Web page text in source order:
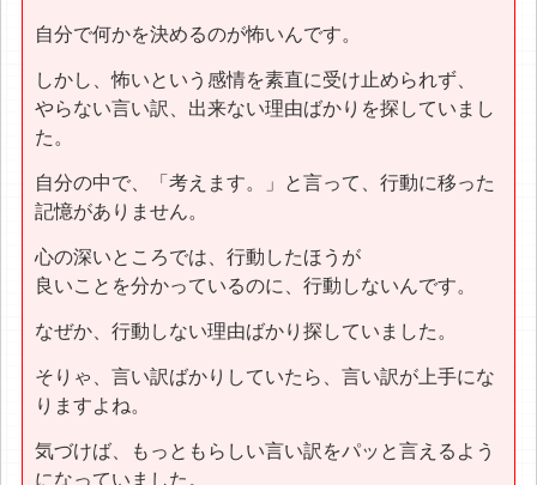
自分で何かを決めるのが怖いんです。
しかし、怖いという感情を素直に受け止められず、
やらない言い訳、出来ない理由ばかりを探していまし
た。
自分の中で、「考えます。」と言って、行動に移った
記憶がありません。
心の深いところでは、行動したほうが
良いことを分かっているのに、行動しないんです。
なぜか、行動しない理由ばかり探していました。
そりゃ、言い訳ばかりしていたら、言い訳が上手にな
りますよね。
気づけば、もっともらしい言い訳をパッと言えるよう
になっていました。